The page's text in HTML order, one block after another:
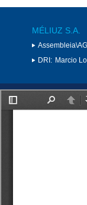
MÉLIUZ S.A.
DRI: Marcio